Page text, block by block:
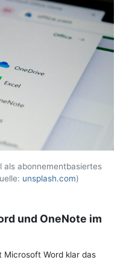
als abonnementbasiertes
unsplash.com)
und OneNote im
Microsoft Word klar das